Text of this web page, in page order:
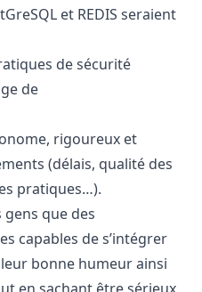
et REDIS seraient
de sécurité
de
rigoureux et
(délais, qualité des
pratiques…).
que des
capables de s’intégrer
leur bonne humeur ainsi